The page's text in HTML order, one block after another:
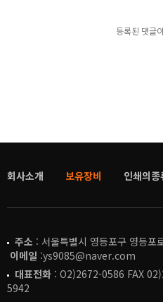
등록된 댓글
회사소개 보유장비 인쇄의종
주소 : 서울특별시 영등포구 영등포
이메일 :ys9085@naver.com
대표전화 : O2)2672-0586 FAX
5942